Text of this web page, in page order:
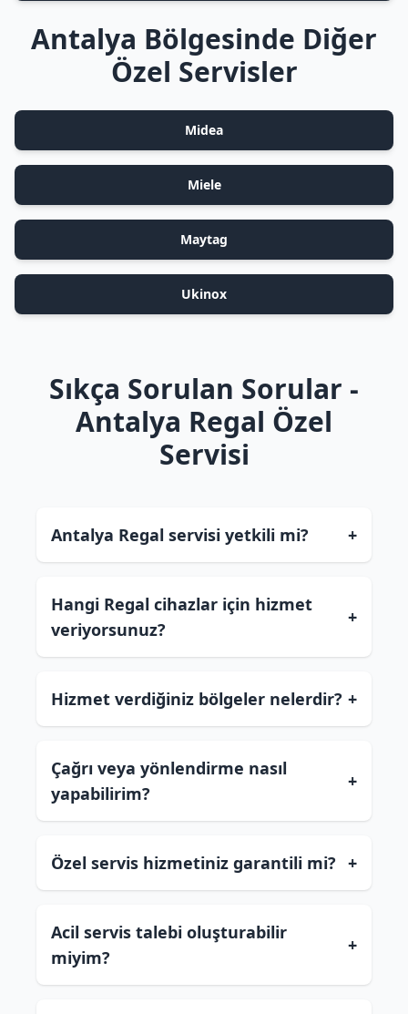
Antalya Bölgesinde Diğer
Özel Servisler
Midea
Miele
Maytag
Ukinox
Sıkça Sorulan Sorular -
Antalya Regal Özel
Servisi
Antalya Regal servisi yetkili mi? +
Hangi Regal cihazlar için hizmet
veriyorsunuz?
+
Hizmet verdiğiniz bölgeler nelerdir? +
Çağrı veya yönlendirme nasıl
yapabilirim?
+
Özel servis hizmetiniz garantili mi? +
Acil servis talebi oluşturabilir
miyim?
+